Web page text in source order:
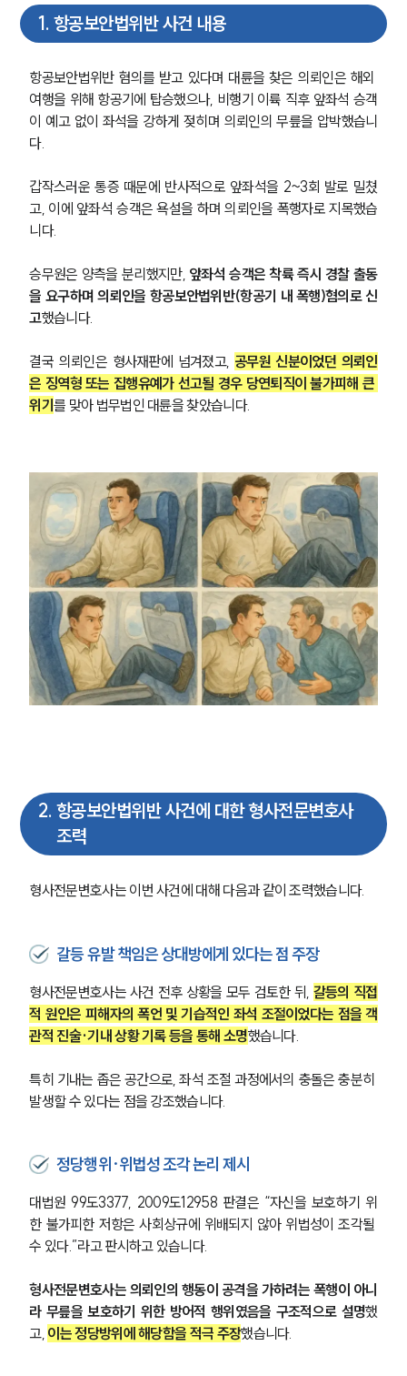
1. 항공보안법위반 사건 내용
항공보안법위반 혐의를 받고 있다며 대륜을 찾은 의뢰인은 해외
여행을 위해 항공기에 탑승했으나, 비행기 이륙 직후 앞좌석 승객
이 예고 없이 좌석을 강하게 젖히며 의뢰인의 무릎을 압박했습니
다.
갑작스러운 통증 때문에 반사적으로 앞좌석을 2~3회 발로 밀쳤
고, 이에 앞좌석 승객은 욕설을 하며 의뢰인을 폭행자로 지목했습
니다.
승무원은 양측을 분리했지만, 앞좌석 승객은 착륙 즉시 경찰 출동
을 요구하며 의뢰인을 항공보안법위반(항공기 내 폭행)혐의로 신
고했습니다.
결국 의뢰인은 형사재판에 넘겨졌고, 공무원 신분이었던 의뢰인
은 징역형 또는 집행유예가 선고될 경우 당연퇴직이 불가피해 큰
위기를 맞아 법무법인 대륜을 찾았습니다.
2. 항공보안법위반 사건에 대한 형사전문변호사
조력
형사전문변호사는 이번 사건에 대해 다음과 같이 조력했습니다.
갈등 유발 책임은 상대방에게 있다는 점 주장
형사전문변호사는 사건 전후 상황을 모두 검토한 뒤, 갈등의 직접
적 원인은 피해자의 폭언 및 기습적인 좌석 조절이었다는 점을 객
관적 진술·기내 상황 기록 등을 통해 소명했습니다.
특히 기내는 좁은 공간으로, 좌석 조절 과정에서의 충돌은 충분히
발생할 수 있다는 점을 강조했습니다.
정당행위·위법성 조각 논리 제시
대법원 99도3377, 2009도12958 판결은 “자신을 보호하기 위
한 불가피한 저항은 사회상규에 위배되지 않아 위법성이 조각될
수 있다.”라고 판시하고 있습니다.
형사전문변호사는 의뢰인의 행동이 공격을 가하려는 폭행이 아니
라 무릎을 보호하기 위한 방어적 행위였음을 구조적으로 설명했
고, 이는 정당방위에 해당함을 적극 주장했습니다.